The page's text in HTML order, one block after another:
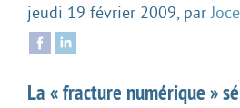
jeudi 19 février 2009 par
La « fracture numérique »